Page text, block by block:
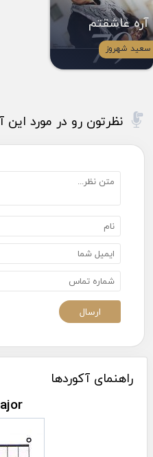
آره عاشقتم
سعید شهروز
نظرتون رو در مورد این
راهنمای آکوردها